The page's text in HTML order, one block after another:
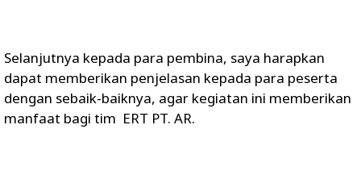
Selanjutnya kepada para pembina, saya harapkan
dapat memberikan penjelasan kepada para peserta
dengan sebaik-baiknya, agar kegiatan ini memberikan
manfaat bagi tim ERT PT. AR.